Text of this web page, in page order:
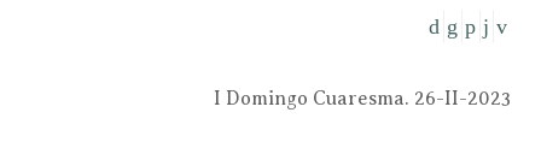
I Domingo Cuaresma. 26-II-2023